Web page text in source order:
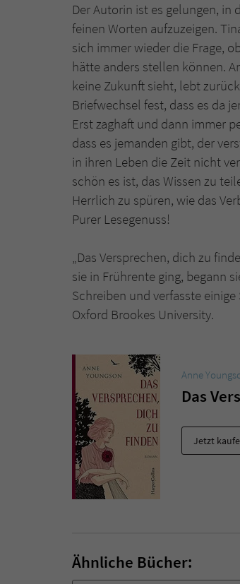
Der Autorin ist es gelungen, in
feinen Worten aufzuzeigen.
sich immer wieder die Frage,
hätte anders stellen können.
keine Zukunft sieht, lebt
Briefwechsel fest, dass es da
Erst zaghaft und dann immer
dass es jemanden gibt, der
in ihren Leben die Zeit nicht
schön es ist, das Wissen zu
Herrlich zu spüren, wie das
Purer Lesegenuss!
„Das Versprechen, dich zu
sie in Frührente ging, begann
Schreiben und verfasste
Oxford Brookes University.
Anne
Das
Jetzt
Ähnliche Bücher: